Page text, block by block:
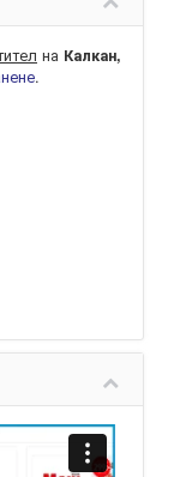
на Калкан,
.